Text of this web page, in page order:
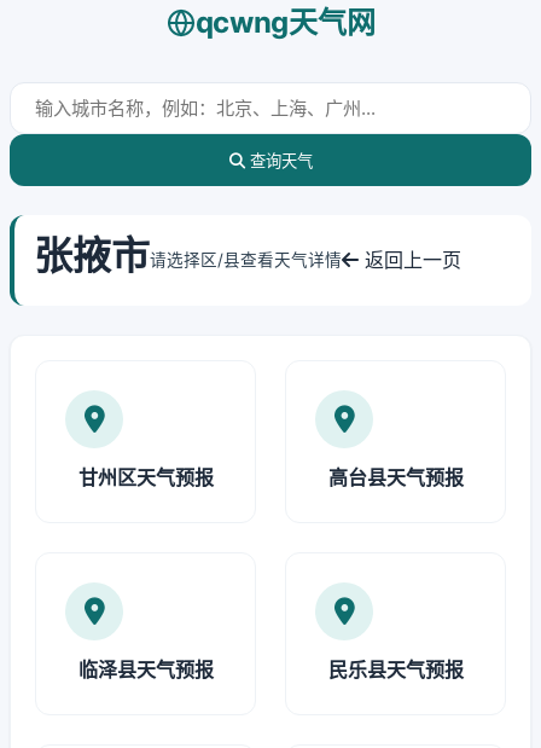
qcwng天气网
查询天气
张掖市请选择区/县查看天气详情 返回上一页
甘州区天气预报 高台县天气预报
临泽县天气预报 民乐县天气预报